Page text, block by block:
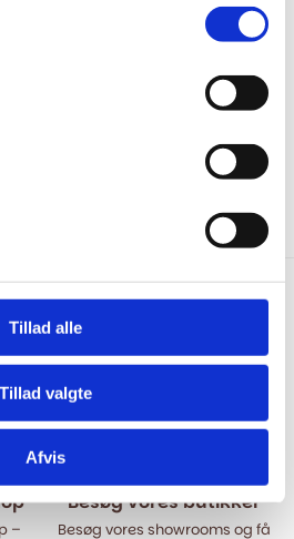
Tillad alle
Tillad valgte
Afvis
Hurtig levering
Bestil inden kl. 15.00 – vi
afsender samme dag, når
varen er på lager.
–
Besøg vores butikker
Besøg vores showrooms og få